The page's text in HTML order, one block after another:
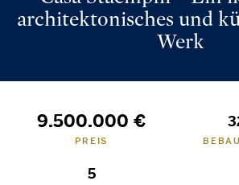
architektonisches und
Werk
9.500.000 €
PREIS
5